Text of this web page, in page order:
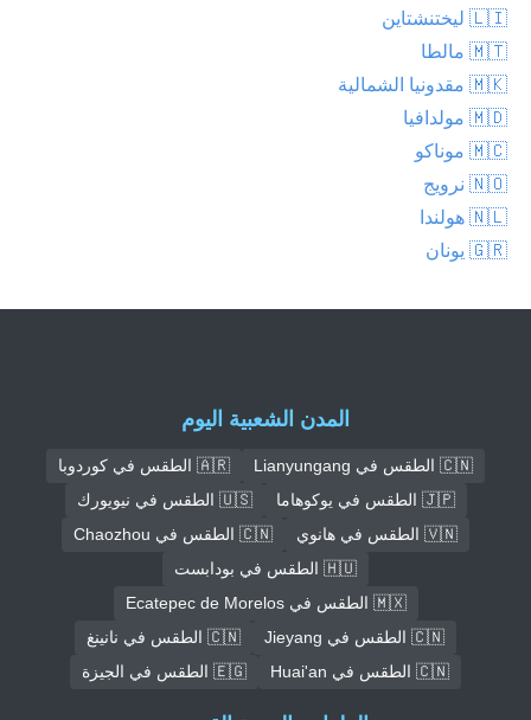
🇱🇮 ليختنشتاين
🇲🇹 مالطا
🇲🇰 مقدونيا الشمالية
🇲🇩 مولدافيا
🇲🇨 موناكو
🇳🇴 نرويج
🇳🇱 هولندا
🇬🇷 يونان
المدن الشعبية اليوم
🇨🇳 الطقس في Lianyungang
🇦🇷 الطقس في كوردوبا
🇯🇵 الطقس في يوكوهاما
🇺🇸 الطقس في نيويورك
🇻🇳 الطقس في هانوي
🇨🇳 الطقس في Chaozhou
🇭🇺 الطقس في بودابست
🇲🇽 الطقس في Ecatepec de Morelos
🇨🇳 الطقس في Jieyang
🇨🇳 الطقس في نانينغ
🇨🇳 الطقس في Huai'an
🇪🇬 الطقس في الجيزة